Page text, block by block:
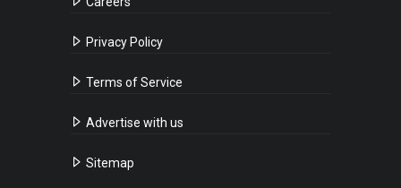
Privacy Policy
Terms of Service
Advertise with us
Sitemap